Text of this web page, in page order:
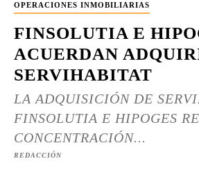
OPERACIONES INMOBILIARIAS
FINSOLUTIA E
ACUERDAN
SERVIHABITAT
LA ADQUISICIÓN DE
FINSOLUTIA E HIPOGES
CONCENTRACIÓN...
REDACCIÓN